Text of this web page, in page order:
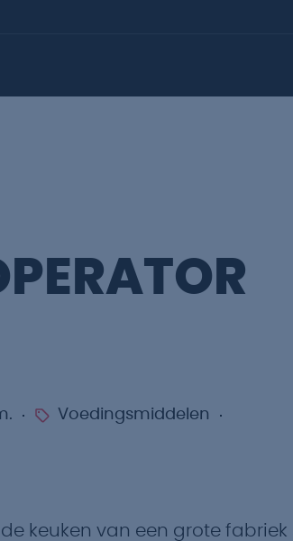
Voedingsmiddelen
keuken van een grote fabriek